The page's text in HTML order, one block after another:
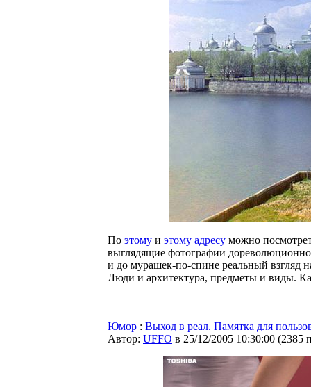
По этому и этому адресу можно
выглядящие фотографии
и до мурашек-по-спине реальный взгляд
Люди и архитектура, предметы и виды.
Юмор : Выход в реал. Памятка для
Автор: UFFO в 25/12/2005 10:30:00 (2385